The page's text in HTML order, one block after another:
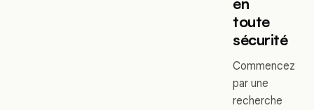
toute
sécurité
Commencez
par une
recherche